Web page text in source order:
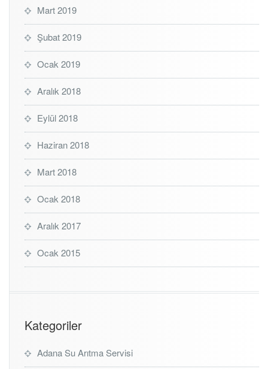
Mart 2019
Şubat 2019
Ocak 2019
Aralık 2018
Eylül 2018
Haziran 2018
Mart 2018
Ocak 2018
Aralık 2017
Ocak 2015
Kategoriler
Adana Su Arıtma Servisi